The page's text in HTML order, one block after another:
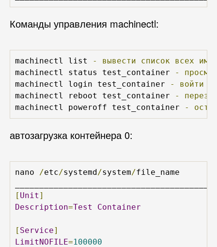
Команды управления machinectl:
machinectl list - вывести список всех
machinectl status test_container
-
machinectl login test_container
- войти
machinectl reboot test_container
-
machinectl poweroff test_container
-
автозагрузка контейнера 0:
nano /etc/systemd/system/file_name
[ Unit ]
Description=Test Container
[ Service]
LimitNOFILE=100000